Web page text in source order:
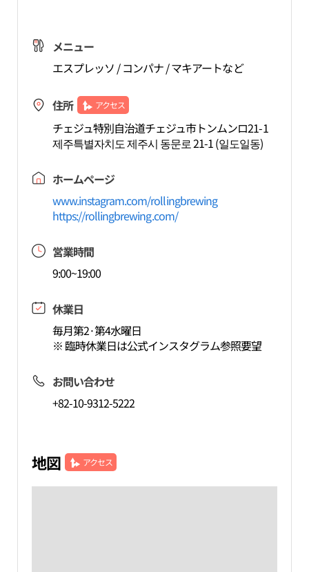
メニュー
エスプレッソ / コンパナ / マキアートなど
住所 アクセス
チェジュ特別自治道チェジュ市トンムンロ21-1
제주특별자치도 제주시 동문로 21-1 (일도일동)
ホームページ
www.instagram.com/rollingbrewing
https://rollingbrewing.com/
営業時間
9:00~19:00
休業日
毎月第2·第4水曜日
※ 臨時休業日は公式インスタグラム参照要望
お問い合わせ
+82-10-9312-5222
地図 アクセス